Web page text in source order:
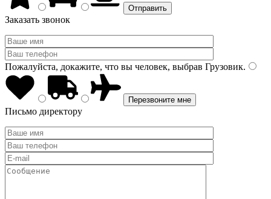
Заказать звонок
Пожалуйста, докажите, что вы человек, выбрав Грузовик.
Письмо директору